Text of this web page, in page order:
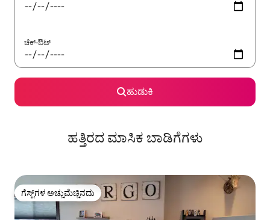
ಚೆಕ್-ಔಟ್
ಹುಡುಕಿ
ಹತ್ತಿರದ ಮಾಸಿಕ ಬಾಡಿಗೆಗಳು
ಗೆಸ್ಟ್‌ಗಳ ಅಚ್ಚುಮೆಚ್ಚಿನದು
ಗೆಸ್ಟ್‌ಗಳ ಅಚ್ಚುಮೆಚ್ಚಿನದು